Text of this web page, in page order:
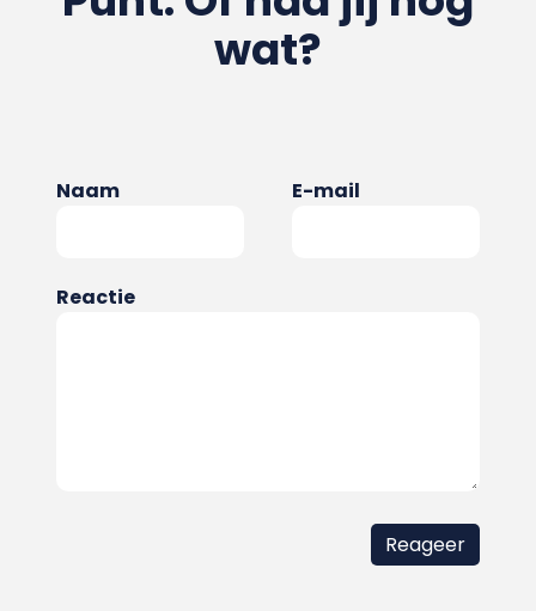
wat?
Naam E-mail
Reactie